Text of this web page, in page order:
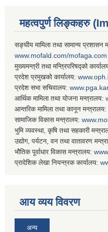
महत्वपुर्ण लिङ्कहरु
सङ्घीय मामिला तथा सामान्य प्रशासन
www.mofald.com/mofaga.com
मुख्यमन्त्री तथा मन्त्रिपरिषद्को
प्रदेश प्रमुखको कार्यालय:
प्रदेश सभा सचिवालय: www.
आर्थिक मामिला तथा योजना मन्त्रालय:
आन्तरिक मामिला तथा कानून मन्त्रालय:
सामाजिक विकास मन्त्रालय: www.
भुमि व्यवस्था, कृषि तथा सहकारी
उद्योग, पर्यटन, वन तथा वातावरण
भौतिक पूर्वाधार विकास मन्त्रालय: www.
प्रादेशिक लेखा नियन्त्रक कार्यालय:
आय व्यय विवरण
अन्य